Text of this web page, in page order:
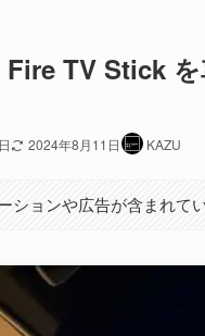
TV Stick
2024年8月11日 KAZU
ションや広告が含まれてい